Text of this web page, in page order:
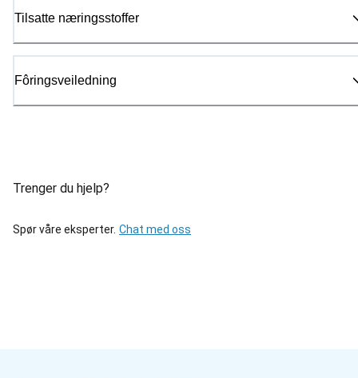
Tilsatte næringsstoffer
Fôringsveiledning
Trenger du hjelp?
Spør våre eksperter. Chat med oss